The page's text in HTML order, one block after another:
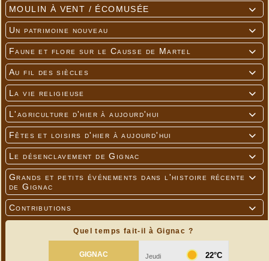

MOULIN À VENT / ÉCOMUSÉE

Un patrimoine nouveau

Faune et flore sur le Causse de Martel

Au fil des siècles

La vie religieuse

L'agriculture d'hier à aujourd'hui

Fêtes et loisirs d'hier à aujourd'hui

Le désenclavement de Gignac

Grands et petits événements dans l'histoire récente
de Gignac

Contributions
Quel temps fait-il à Gignac ?